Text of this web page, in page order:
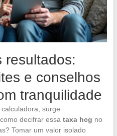
resultados:
e conselhos
tranquilidade
surge
decifrar essa taxa hcg no
Tomar um valor isolado